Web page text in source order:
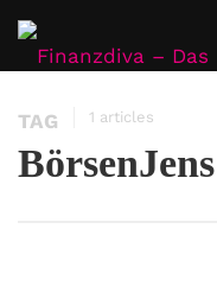
TAG 1 articles
BörsenJens